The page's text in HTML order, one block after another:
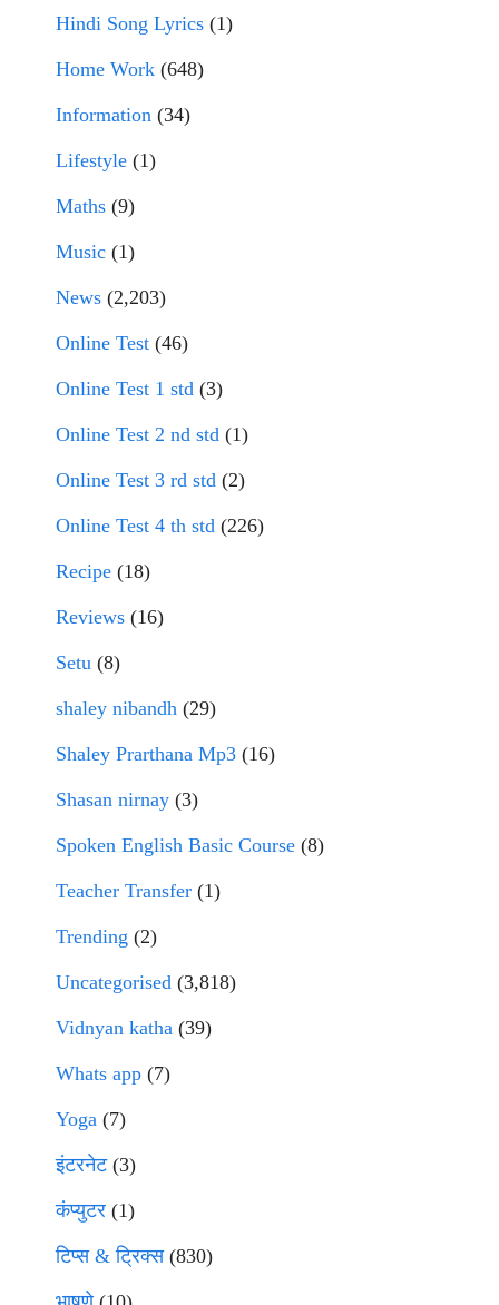
Hindi Song Lyrics (1)
Home Work (648)
Information (34)
Lifestyle (1)
Maths (9)
Music (1)
News (2,203)
Online Test (46)
Online Test 1 std (3)
Online Test 2 nd std (1)
Online Test 3 rd std (2)
Online Test 4 th std (226)
Recipe (18)
Reviews (16)
Setu (8)
shaley nibandh (29)
Shaley Prarthana Mp3 (16)
Shasan nirnay (3)
Spoken English Basic Course (8)
Teacher Transfer (1)
Trending (2)
Uncategorised (3,818)
Vidnyan katha (39)
Whats app (7)
Yoga (7)
इंटरनेट(3)
कंप्युटर (1)
टिप्स & ट्रिक्स(830)